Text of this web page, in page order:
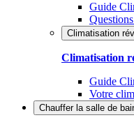
Guide
Climatisation
Climatisation
Guide
Votre
Chauffer la salle de